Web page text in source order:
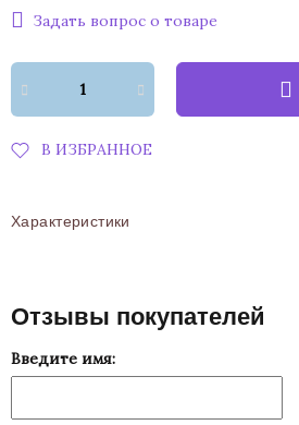
Задать вопрос о товаре
В ИЗБРАННОЕ
Характеристики
Отзывы покупателей
Введите имя: